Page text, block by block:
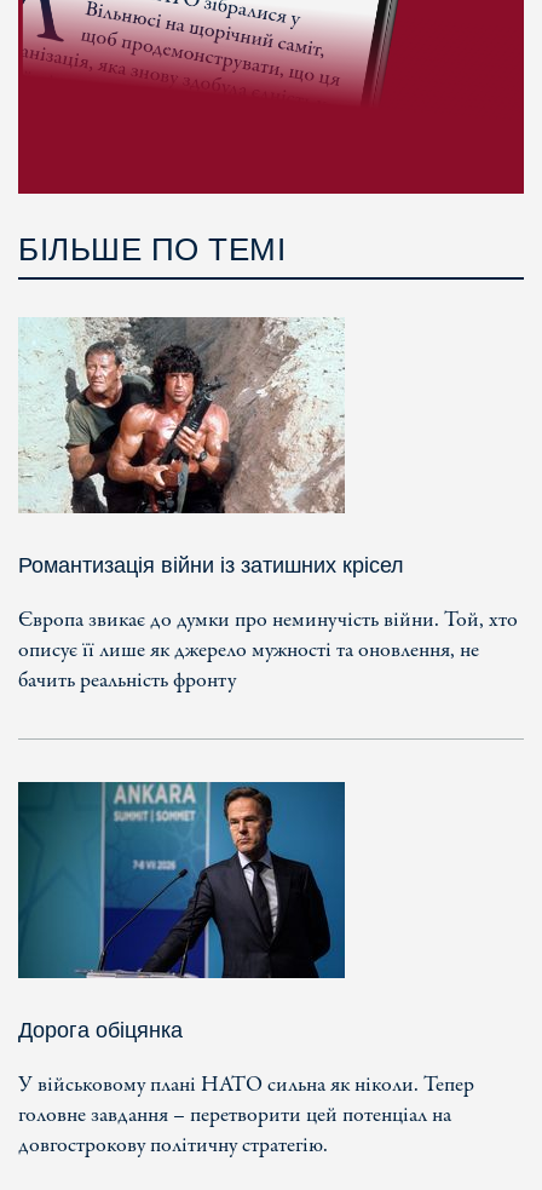
БІЛЬШЕ ПО ТЕМІ
Романтизація війни із затишних крісел
Європа звикає до думки про неминучість війни. Той, хто
описує її лише як джерело мужності та оновлення, не
бачить реальність фронту
Дорога обіцянка
У військовому плані НАТО сильна як ніколи. Тепер
головне завдання – перетворити цей потенціал на
довгострокову політичну стратегію.